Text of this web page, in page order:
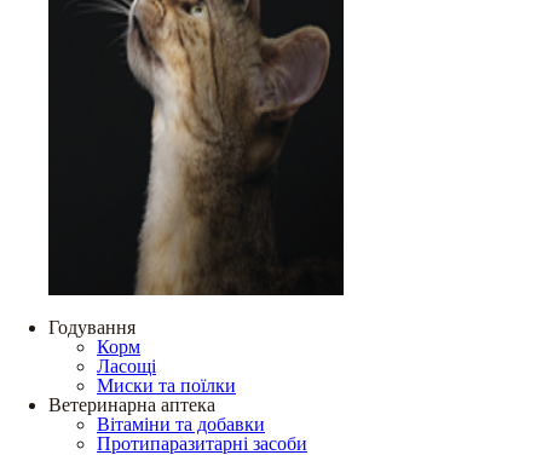
Годування
Корм
Ласощі
Миски та поїлки
Ветеринарна аптека
Вітаміни та добавки
Протипаразитарні засоби